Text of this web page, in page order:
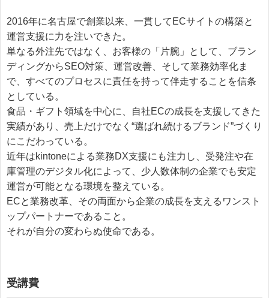
2016年に名古屋で創業以来、一貫してECサイトの構築と
運営支援に力を注いできた。
単なる外注先ではなく、お客様の「片腕」として、ブラン
ディングからSEO対策、運営改善、そして業務効率化ま
で、すべてのプロセスに責任を持って伴走することを信条
としている。
食品・ギフト領域を中心に、自社ECの成長を支援してきた
実績があり、売上だけでなく“選ばれ続けるブランド”づくり
にこだわっている。
近年はkintoneによる業務DX支援にも注力し、受発注や在
庫管理のデジタル化によって、少人数体制の企業でも安定
運営が可能となる環境を整えている。
ECと業務改革、その両面から企業の成長を支えるワンスト
ップパートナーであること。
それが自分の変わらぬ使命である。
受講費